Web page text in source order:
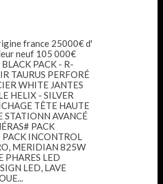
france 25000€ d'
neuf 105 000€
PACK - R-
TAURUS PERFORÉ
WHITE JANTES
HELIX - SILVER
TÊTE HAUTE
STATIONN AVANCÉ
PACK
INCONTROL
MERIDIAN 825W
PHARES LED
LED, LAVE